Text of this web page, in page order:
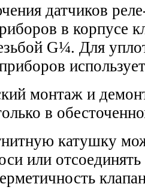
датчиков
в корпусе
G¼. Для
монтаж и
в
катушку
или